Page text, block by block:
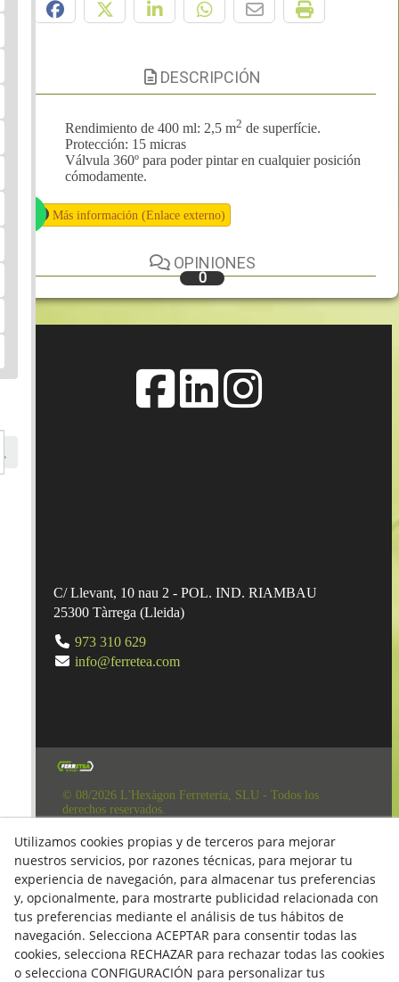
DESCRIPCIÓN
Rendimiento de 400 ml: 2,5 m2 de superfície.
Protección: 15 micras
Válvula 360º para poder pintar en cualquier posición
cómodamente.
Más información (Enlace externo)
OPINIONES
0
C/ Llevant, 10 nau 2 - POL. IND. RIAMBAU
25300 Tàrrega (Lleida)
973 310 629
info@ferretea.com
© 08/2026 L'Hexàgon Ferreteria, SLU - Todos los
derechos reservados.
Política de Redes Sociales
Clausula Mail y Factura
Condiciones de compra
Derecho de desestimiento
Política de Privacidad
Utilizamos cookies propias y de terceros para mejorar
nuestros servicios, por razones técnicas, para mejorar tu
experiencia de navegación, para almacenar tus preferencias
y, opcionalmente, para mostrarte publicidad relacionada con
tus preferencias mediante el análisis de tus hábitos de
navegación. Selecciona ACEPTAR para consentir todas las
cookies, selecciona RECHAZAR para rechazar todas las cookies
o selecciona CONFIGURACIÓN para personalizar tus